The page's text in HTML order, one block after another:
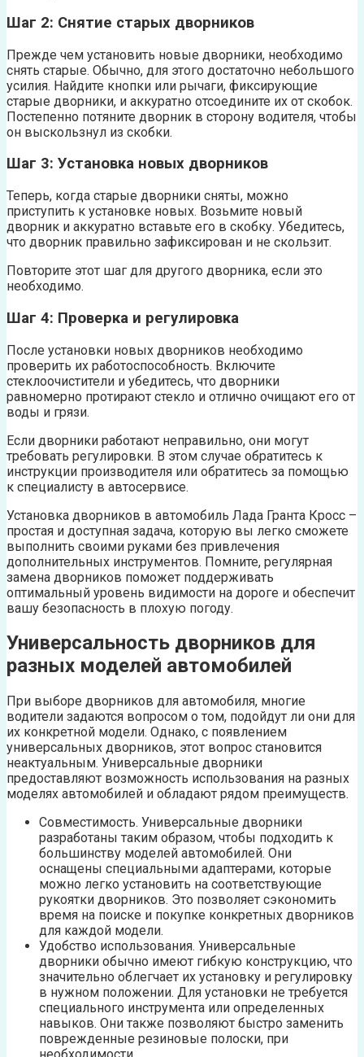
Шаг 2: Снятие старых дворников
Прежде чем установить новые дворники, необходимо
снять старые. Обычно, для этого достаточно небольшого
усилия. Найдите кнопки или рычаги, фиксирующие
старые дворники, и аккуратно отсоедините их от скобок.
Постепенно потяните дворник в сторону водителя, чтобы
он выскользнул из скобки.
Шаг 3: Установка новых дворников
Теперь, когда старые дворники сняты, можно
приступить к установке новых. Возьмите новый
дворник и аккуратно вставьте его в скобку. Убедитесь,
что дворник правильно зафиксирован и не скользит.
Повторите этот шаг для другого дворника, если это
необходимо.
Шаг 4: Проверка и регулировка
После установки новых дворников необходимо
проверить их работоспособность. Включите
стеклоочистители и убедитесь, что дворники
равномерно протирают стекло и отлично очищают его от
воды и грязи.
Если дворники работают неправильно, они могут
требовать регулировки. В этом случае обратитесь к
инструкции производителя или обратитесь за помощью
к специалисту в автосервисе.
Установка дворников в автомобиль Лада Гранта Кросс –
простая и доступная задача, которую вы легко сможете
выполнить своими руками без привлечения
дополнительных инструментов. Помните, регулярная
замена дворников поможет поддерживать
оптимальный уровень видимости на дороге и обеспечит
вашу безопасность в плохую погоду.
Универсальность дворников для
разных моделей автомобилей
При выборе дворников для автомобиля, многие
водители задаются вопросом о том, подойдут ли они для
их конкретной модели. Однако, с появлением
универсальных дворников, этот вопрос становится
неактуальным. Универсальные дворники
предоставляют возможность использования на разных
моделях автомобилей и обладают рядом преимуществ.
Совместимость. Универсальные дворники
разработаны таким образом, чтобы подходить к
большинству моделей автомобилей. Они
оснащены специальными адаптерами, которые
можно легко установить на соответствующие
рукоятки дворников. Это позволяет сэкономить
время на поиске и покупке конкретных дворников
для каждой модели.
Удобство использования. Универсальные
дворники обычно имеют гибкую конструкцию, что
значительно облегчает их установку и регулировку
в нужном положении. Для установки не требуется
специального инструмента или определенных
навыков. Они также позволяют быстро заменить
поврежденные резиновые полоски, при